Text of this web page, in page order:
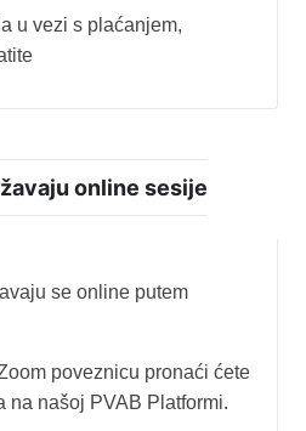
u vezi s plaćanjem,
online sesije
se online putem
poveznicu pronaći ćete
na našoj PVAB Platformi.